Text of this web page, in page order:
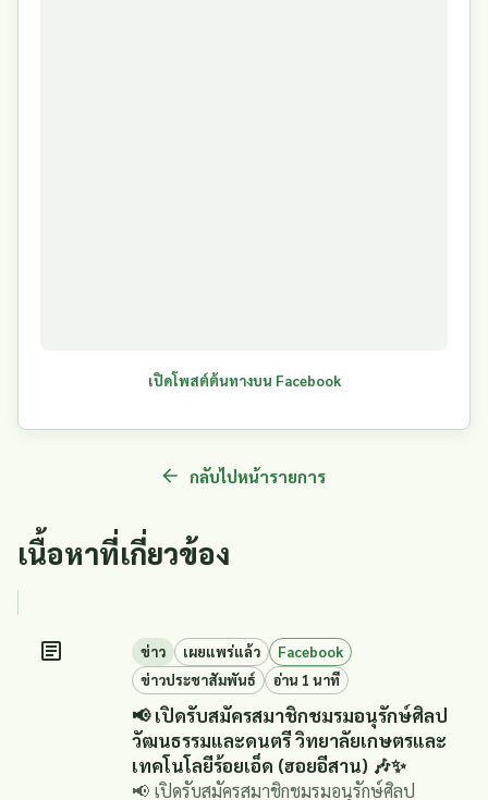
เปิดโพสต์ต้นทางบน Facebook
กลับไปหน้ารายการ
เนื้อหาที่เกี่ยวข้อง
ข่าว เผยแพร่แล้ว
Facebook
ข่าวประชาสัมพันธ์
อ่าน 1 นาที
📢 เปิดรับสมัครสมาชิกชมรมอนุรักษ์ศิลป
วัฒนธรรมและดนตรี วิทยาลัยเกษตรและ
เทคโนโลยีร้อยเอ็ด (ฮอยอีสาน) 🎶✨
📢 เปิดรับสมัครสมาชิกชมรมอนุรักษ์ศิลป